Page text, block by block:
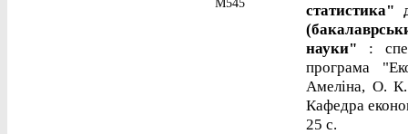
М545
статистика"
науки" :
програма
Амеліна, О.
Кафедра
25 с.